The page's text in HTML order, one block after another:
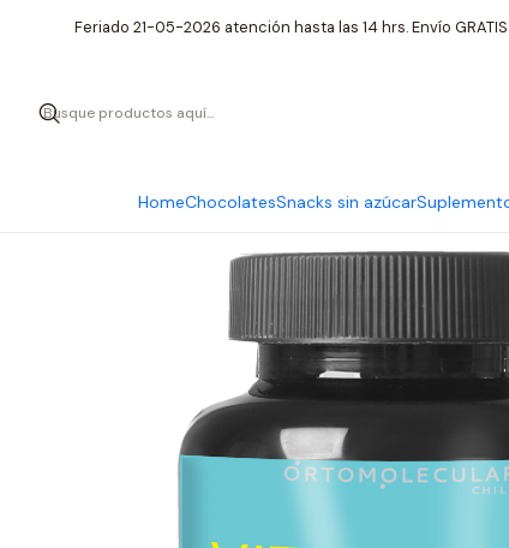
HomeChocolatesSnacks sin azúcar
Feriado 21-05-2026 atención hasta las 14 hrs. Envío
Inicio